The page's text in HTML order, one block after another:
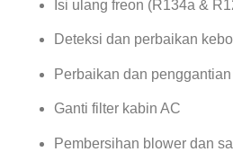
Isi ulang freon (R134a &
Deteksi dan perbaikan
Perbaikan dan
Ganti filter kabin AC
Pembersihan blower dan